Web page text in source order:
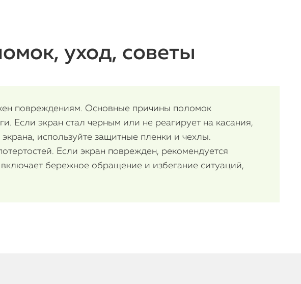
уход, советы
повреждениям. Основные причины поломок
Если экран стал черным или не реагирует на касания,
используйте защитные пленки и чехлы.
Если экран поврежден, рекомендуется
бережное обращение и избегание ситуаций,